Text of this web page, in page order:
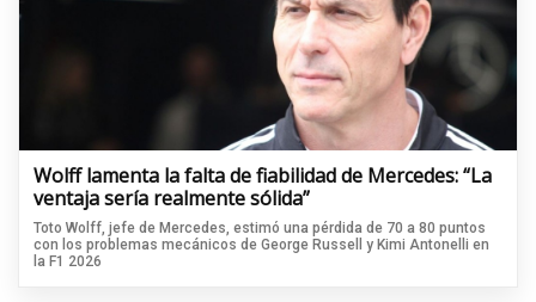
Wolff lamenta la falta de fiabilidad de Mercedes: “La
ventaja sería realmente sólida”
Toto Wolff, jefe de Mercedes, estimó una pérdida de 70 a 80 puntos
con los problemas mecánicos de George Russell y Kimi Antonelli en
la F1 2026